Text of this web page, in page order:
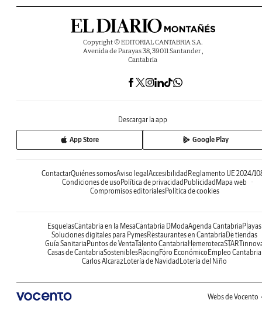
Copyright © EDITORIAL CANTABRIA S.A.
Avenida de Parayas 38, 39011 Santander ,
Cantabria
Descargar la app
App Store Google Play
ContactarQuiénes somosAviso legal Accesibilidad Reglamento UE 2024/
Condiciones de uso Política de privacidad Publicidad Mapa web
Compromisos editorialesPolítica de cookies
EsquelasCantabria en la MesaCantabria DModaAgenda Cantabria Playas
Soluciones digitales para PymesRestaurantes en Cantabria De tiendas
Guía Sanitaria Puntos de VentaTalento Cantabria Hemeroteca
Casas de CantabriaSosteniblesRacing Foro Económico Empleo Cantabria
Carlos Alcaraz Lotería de Navidad Lotería del Niño
Webs de Vocento